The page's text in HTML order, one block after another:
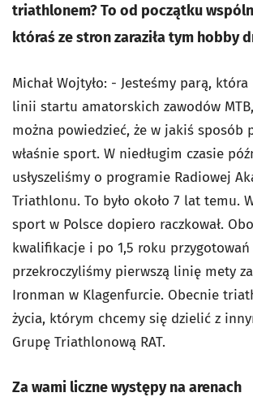
triathlonem? To od początku
któraś ze stron zaraziła tym hobby
Michał Wojtyło: - Jesteśmy parą, która
linii startu amatorskich zawodów
można powiedzieć, że w jakiś sposób
właśnie sport. W niedługim czasie
usłyszeliśmy o programie Radiowej
Triathlonu. To było około 7 lat temu.
sport w Polsce dopiero raczkował.
kwalifikacje i po 1,5 roku przygotowań
przekroczyliśmy pierwszą linię mety
Ironman w Klagenfurcie. Obecnie
życia, którym chcemy się dzielić z
Grupę Triathlonową RAT.
Za wami liczne występy na arenach